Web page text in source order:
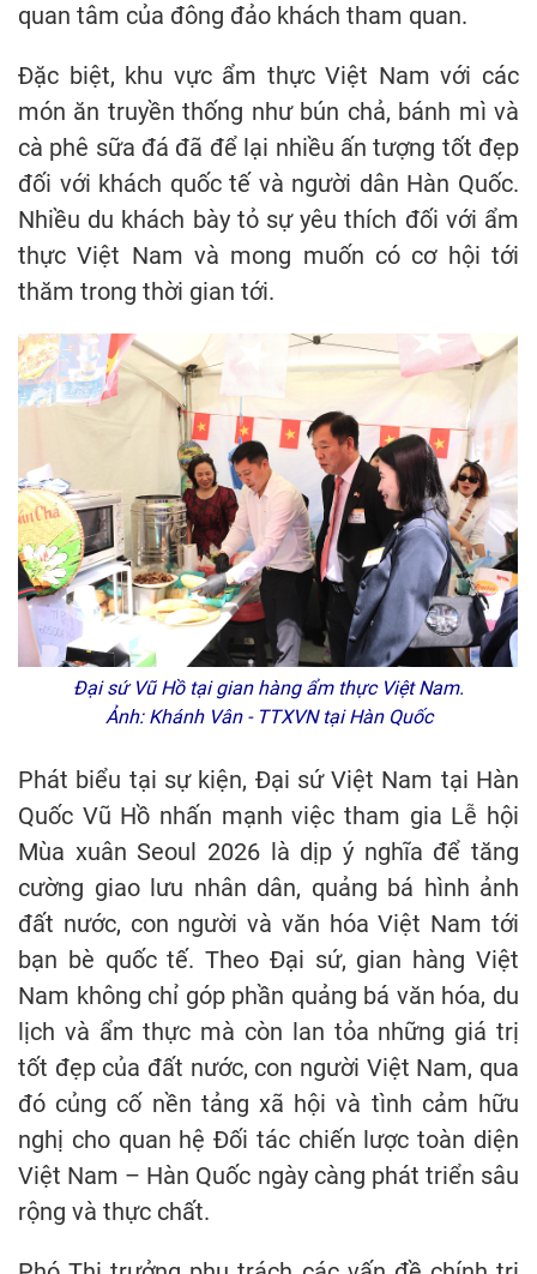
quan tâm của đông đảo khách tham quan.
Đặc biệt, khu vực ẩm thực Việt Nam với các
món ăn truyền thống như bún chả, bánh mì và
cà phê sữa đá đã để lại nhiều ấn tượng tốt đẹp
đối với khách quốc tế và người dân Hàn Quốc.
Nhiều du khách bày tỏ sự yêu thích đối với ẩm
thực Việt Nam và mong muốn có cơ hội tới
thăm trong thời gian tới.
Đại sứ Vũ Hồ tại gian hàng ẩm thực Việt Nam.
Ảnh: Khánh Vân - TTXVN tại Hàn Quốc
Phát biểu tại sự kiện, Đại sứ Việt Nam tại Hàn
Quốc Vũ Hồ nhấn mạnh việc tham gia Lễ hội
Mùa xuân Seoul 2026 là dịp ý nghĩa để tăng
cường giao lưu nhân dân, quảng bá hình ảnh
đất nước, con người và văn hóa Việt Nam tới
bạn bè quốc tế. Theo Đại sứ, gian hàng Việt
Nam không chỉ góp phần quảng bá văn hóa, du
lịch và ẩm thực mà còn lan tỏa những giá trị
tốt đẹp của đất nước, con người Việt Nam, qua
đó củng cố nền tảng xã hội và tình cảm hữu
nghị cho quan hệ Đối tác chiến lược toàn diện
Việt Nam – Hàn Quốc ngày càng phát triển sâu
rộng và thực chất.